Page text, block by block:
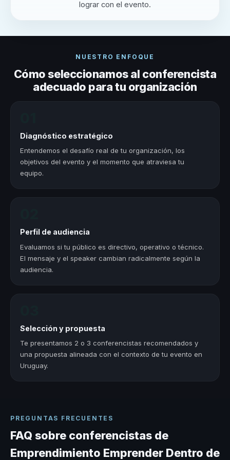
lograr con el evento.
NUESTRO ENFOQUE
Cómo seleccionamos al conferencista
adecuado para tu organización
Diagnóstico estratégico
Entendemos el desafío real de tu organización, los
objetivos del evento y el momento que atraviesa tu
equipo.
Perfil de audiencia
Evaluamos si tu público es directivo, operativo o técnico.
El mensaje y el speaker cambian radicalmente según la
audiencia.
Selección y propuesta
Te presentamos 2 o 3 conferencistas recomendados y
una propuesta alineada con el contexto de tu evento en
Uruguay.
PREGUNTAS FRECUENTES
FAQ sobre conferencistas de
Emprendimiento Emprender Dentro de